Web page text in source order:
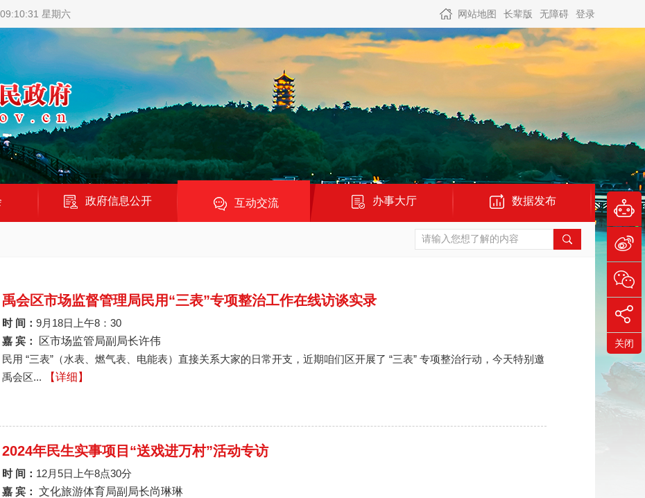
星期六 网站地图 长辈版 无障碍 登录
政府信息公开 互动交流 办事大厅 数据发布
禹会区市场监督管理局民用“三表”专项整治工作在线访谈实录
时 间： 9月18日上午8：30
嘉 宾：
区市场监管局副局长许伟
民用 “三表”（水表、燃气表、电能表）直接关系大家的日常开支，近期咱们区开展了 “三表” 专项整治行动，今天特别邀
禹会区...
【详细】
2024年民生实事项目“送戏进万村”活动专访
时 间： 12月5日上午8点30分
嘉 宾： 文化旅游体育局副局长尚琳琳
关闭